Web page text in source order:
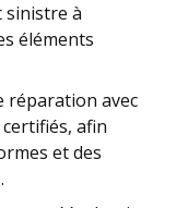
sinistre à
éléments
réparation avec
afin
et des